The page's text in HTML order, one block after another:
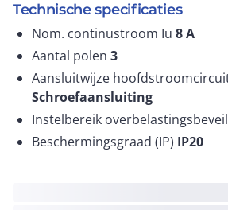
Technische specificaties
Nom. continustroom Iu 8A
Aantal polen 3
Aansluitwijze
Schroefaansluiting
Instelbereik
Beschermingsgraad (IP) IP20